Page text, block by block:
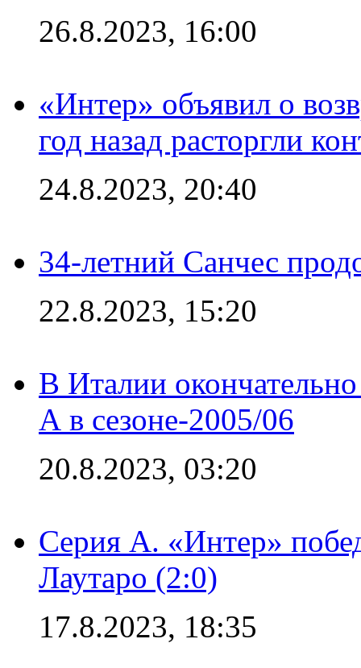
26.8.2023, 16:00
«Интер» объявил о
год назад расторгли
24.8.2023, 20:40
34-летний Санчес
22.8.2023, 15:20
В Италии
А в сезоне-2005/06
20.8.2023, 03:20
Серия А. «Интер»
Лаутаро (2:0)
17.8.2023, 18:35